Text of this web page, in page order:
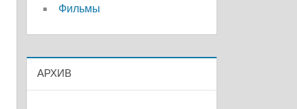
Фильмы
АРХИВ